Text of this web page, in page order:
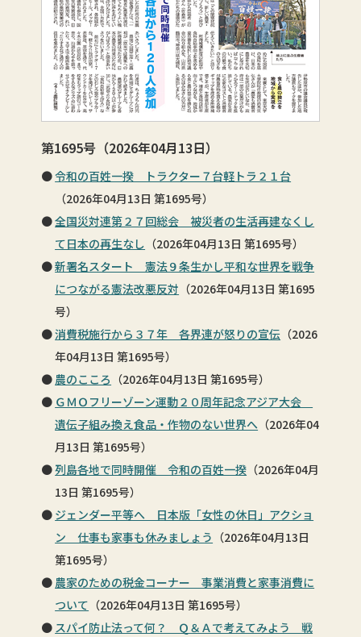
第1695号（2026年04月13日）
令和の百姓一揆 トラクター７台軽トラ２１台
（2026年04月13日 第1695号）
全国災対連第２７回総会 被災者の生活再建なくし
て日本の再生なし （2026年04月13日 第1695号）
新署名スタート 憲法９条生かし平和な世界を戦争
につながる憲法改悪反対 （2026年04月13日 第1695
号）
消費税施行から３７年 各界連が怒りの宣伝 （2026
年04月13日 第1695号）
農のこころ （2026年04月13日 第1695号）
ＧＭＯフリーゾーン運動２０周年記念アジア大会
遺伝子組み換え食品・作物のない世界へ （2026年04
月13日 第1695号）
列島各地で同時開催 令和の百姓一揆 （2026年04月
13日 第1695号）
ジェンダー平等へ 日本版「女性の休日」アクショ
ン 仕事も家事も休みましょう （2026年04月13日
第1695号）
農家のための税金コーナー 事業消費と家事消費に
ついて （2026年04月13日 第1695号）
スパイ防止法って何？ Ｑ＆Ａで考えてみよう 戦